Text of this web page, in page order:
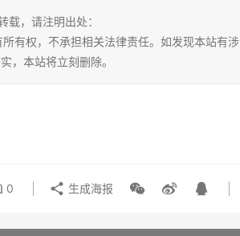
，请注明出处：
有权，不承担相关法律责任。如发现本站有涉
，本站将立刻删除。
0 生成海报